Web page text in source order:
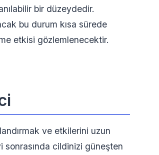
bir düzeydedir.
bu durum kısa sürede
etkisi gözlemlenecektir.
ve etkilerini uzun
sonrasında cildinizi güneşten